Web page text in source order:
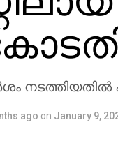
ago on January 9,